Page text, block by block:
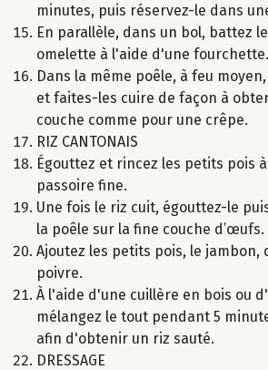
minutes, puis réservez-le dans
En parallèle, dans un bol, battez
omelette à l'aide d'une fourchette.
Dans la même poêle, à feu
et faites-les cuire de façon à
couche comme pour une crêpe.
RIZ CANTONAIS
Égouttez et rincez les petits pois
passoire fine.
Une fois le riz cuit, égouttez-le
la poêle sur la fine couche d’œufs.
Ajoutez les petits pois, le jambon,
poivre.
À l'aide d'une cuillère en bois ou
mélangez le tout pendant 5
afin d'obtenir un riz sauté.
DRESSAGE